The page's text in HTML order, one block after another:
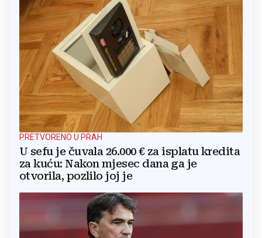
PRETVORENO U PRAH
U sefu je čuvala 26.000 € za isplatu kredita
za kuću: Nakon mjesec dana ga je
otvorila, pozlilo joj je